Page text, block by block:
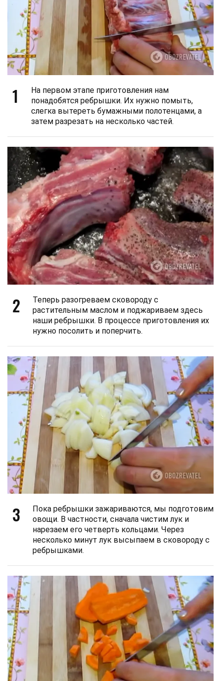
1
На первом этапе приготовления нам
понадобятся ребрышки. Их нужно помыть,
слегка вытереть бумажными полотенцами, а
затем разрезать на несколько частей.
2
Теперь разогреваем сковороду с
растительным маслом и поджариваем здесь
наши ребрышки. В процессе приготовления их
нужно посолить и поперчить.
3
Пока ребрышки зажариваются, мы подготовим
овощи. В частности, сначала чистим лук и
нарезаем его четверть кольцами. Через
несколько минут лук высыпаем в сковороду с
ребрышками.